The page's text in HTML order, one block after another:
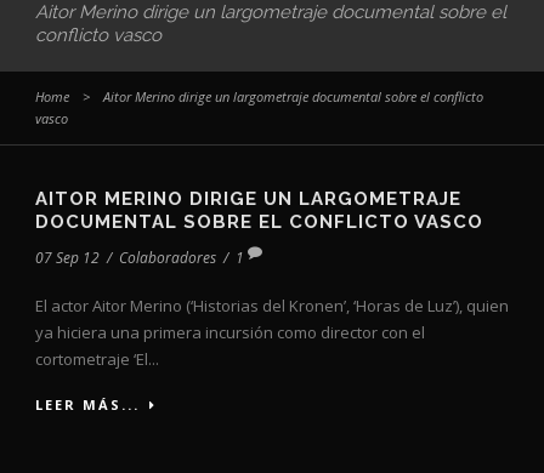
Aitor Merino dirige un largometraje documental sobre el
conflicto vasco
Home >
Aitor Merino dirige un largometraje documental sobre el conflicto
vasco
AITOR MERINO DIRIGE UN LARGOMETRAJE
DOCUMENTAL SOBRE EL CONFLICTO VASCO
07 Sep 12 / Colaboradores / 1
El actor Aitor Merino (‘Historias del Kronen’, ‘Horas de Luz’), quien
ya hiciera una primera incursión como director con el
cortometraje ‘El...
LEER MÁS...